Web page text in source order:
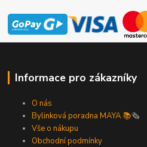
Informace pro zákazníky
O nás
Bylinková poradna MAYA 📚🗞️
Vše o nákupu
Obchodní podmínky